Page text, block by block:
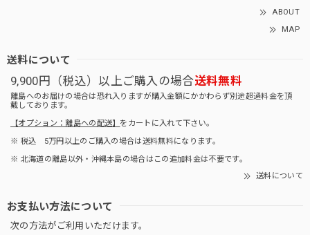
ABOUT
MAP
送料について
9,900円（税込）以上ご購入の場合送料無料
離島へのお届けの場合は恐れ入りますが購入金額にかかわらず別途超過料金を頂
戴しております。
【オプション：離島への配送】 をカートに入れて下さい。
※ 税込 5万円以上のご購入の場合は送料無料になります。
※ 北海道の離島以外・沖縄本島の場合はこの追加料金は不要です。
送料について
お支払い方法について
次の方法がご利用いただけます。